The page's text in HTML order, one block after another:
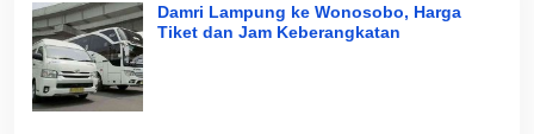
Damri Lampung ke Wonosobo, Harga
Tiket dan Jam Keberangkatan